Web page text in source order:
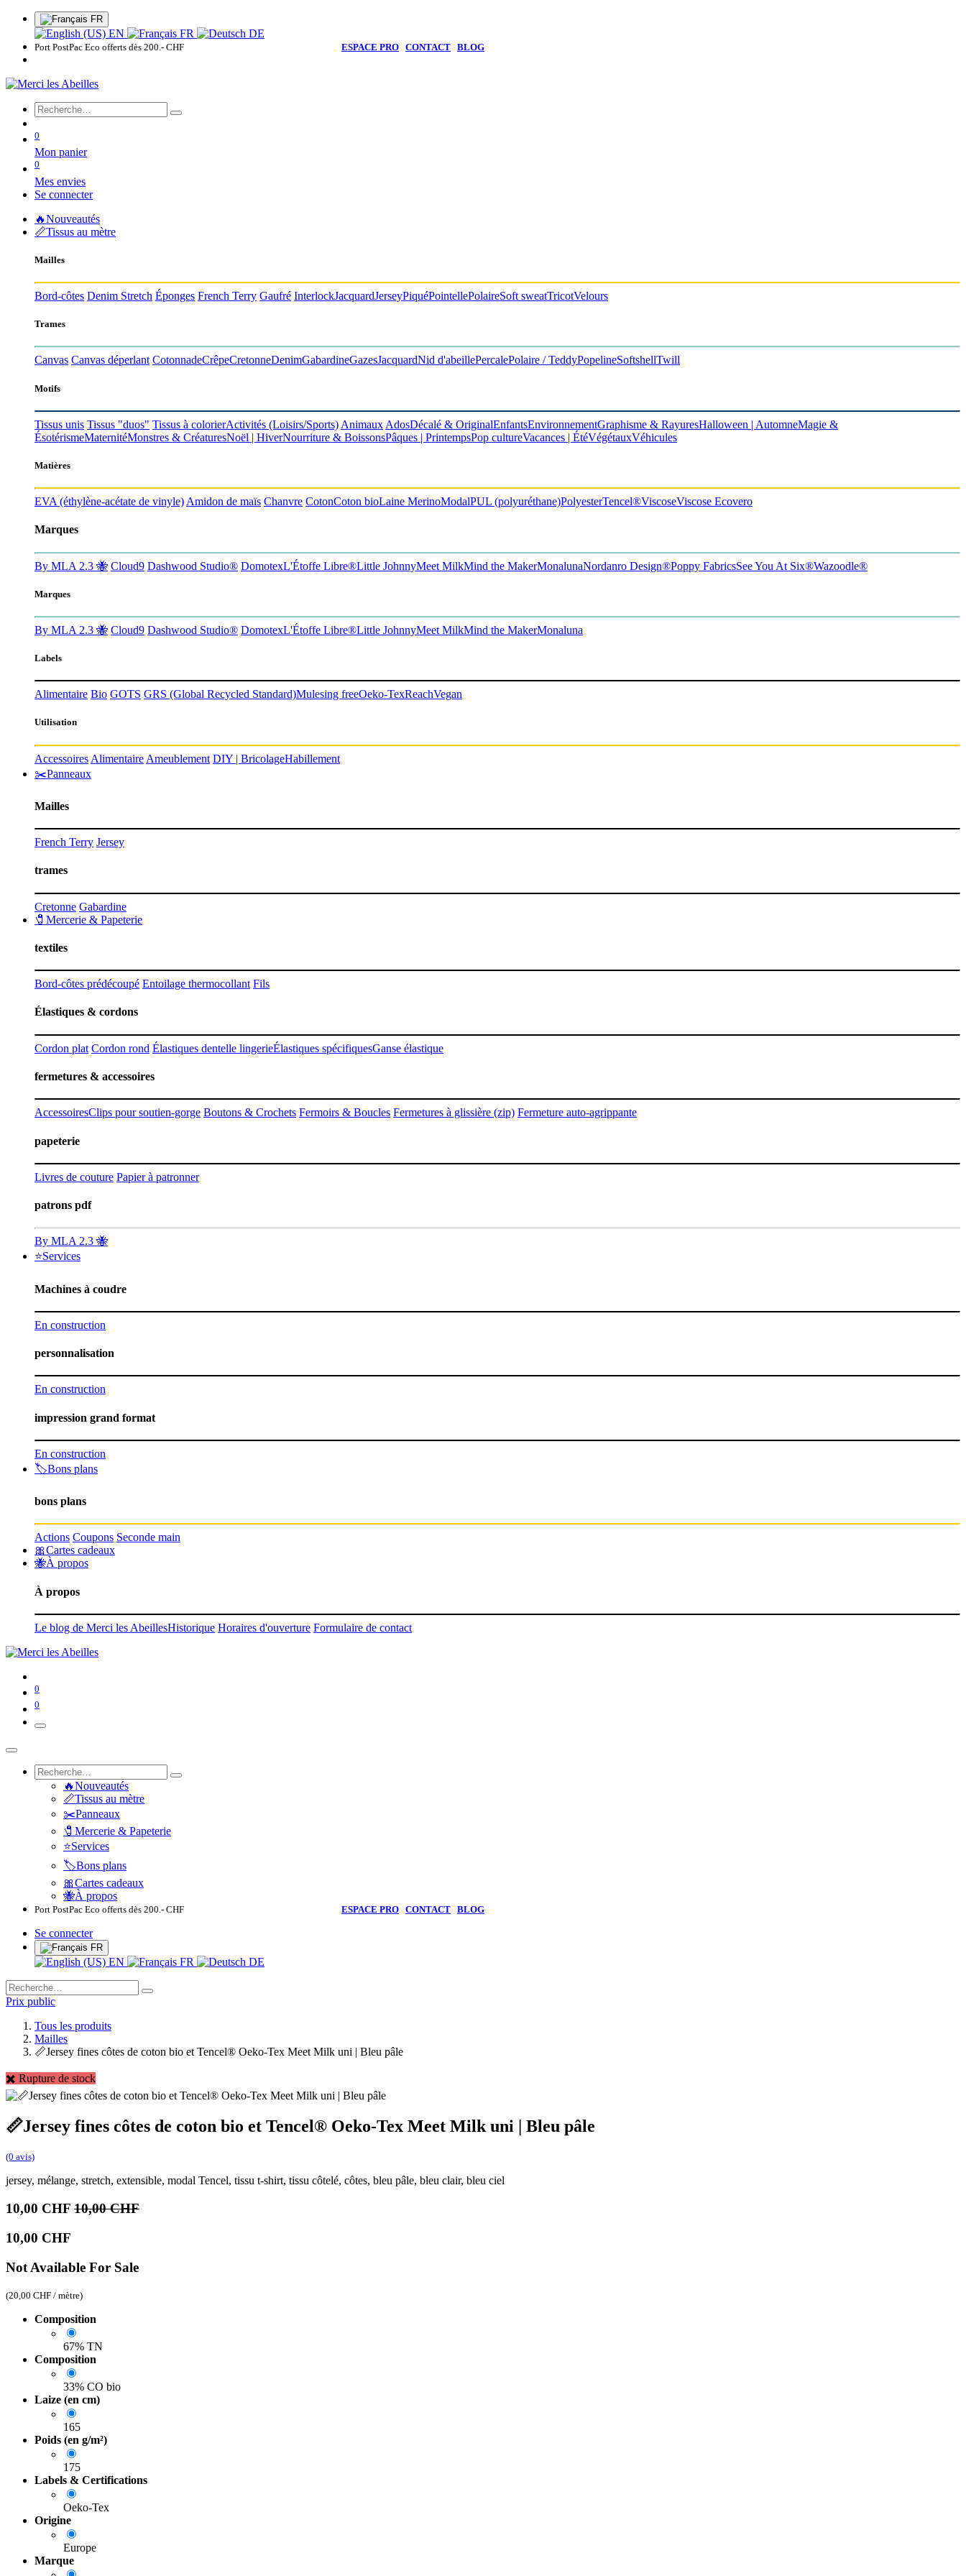
FR
EN FR DE
Port PostPac Eco offerts dès 200.- CHF ESPACE PRO CONTACT BLOG
0
Mon panier
0
Mes envies
Se connecter
🔥Nouveautés
📏Tissus au mètre
Mailles
Bord-côtes Denim Stretch Éponges French Terry Gaufré InterlockJacquardJerseyPiquéPointellePolaireSoft sweatTricotVelours
Trames
Canvas Canvas déperlant CotonnadeCrêpeCretonneDenimGabardineGazesJacquardNid d'abeillePercalePolaire / TeddyPopelineSoftshellTwill
Motifs
Tissus unis Tissus "duos" Tissus à colorierActivités (Loisirs/Sports) Animaux AdosDécalé & OriginalEnfantsEnvironnementGraphisme & RayuresHalloween | AutomneMagie &
ÉsotérismeMaternitéMonstres & CréaturesNoël | HiverNourriture & BoissonsPâques | PrintempsPop cultureVacances | ÉtéVégétauxVéhicules
Matières
EVA (éthylène-acétate de vinyle) Amidon de maïs Chanvre CotonCoton bioLaine MerinoModalPUL (polyuréthane)PolyesterTencel®ViscoseViscose Ecovero
Marques
By MLA 2.3 🐝 Cloud9 Dashwood Studio® DomotexL'Étoffe Libre®Little JohnnyMeet MilkMind the MakerMonalunaNordanro Design®Poppy FabricsSee You At Six®Wazoodle®
Marques
By MLA 2.3 🐝 Cloud9 Dashwood Studio® DomotexL'Étoffe Libre®Little JohnnyMeet MilkMind the MakerMonaluna
Labels
Alimentaire Bio GOTS GRS (Global Recycled Standard)Mulesing freeOeko-TexReachVegan
Utilisation
Accessoires Alimentaire Ameublement DIY | BricolageHabillement
✂️Panneaux
Mailles
French Terry Jersey
trames
Cretonne Gabardine
🧷Mercerie & Papeterie
textiles
Bord-côtes prédécoupé Entoilage thermocollant Fils
Élastiques & cordons
Cordon plat Cordon rond Élastiques dentelle lingerieÉlastiques spécifiquesGanse élastique
fermetures & accessoires
AccessoiresClips pour soutien-gorge Boutons & Crochets Fermoirs & Boucles Fermetures à glissière (zip) Fermeture auto-agrippante
papeterie
Livres de couture Papier à patronner
patrons pdf
By MLA 2.3 🐝
⭐Services
Machines à coudre
En construction
personnalisation
En construction
impression grand format
En construction
🏷️Bons plans
bons plans
Actions Coupons Seconde main
🎀Cartes cadeaux
🐝À propos
À propos
Le blog de Merci les AbeillesHistorique Horaires d'ouverture Formulaire de contact
0
0
🔥Nouveautés
📏Tissus au mètre
✂️Panneaux
🧷Mercerie & Papeterie
⭐Services
🏷️Bons plans
🎀Cartes cadeaux
🐝À propos
Port PostPac Eco offerts dès 200.- CHF ESPACE PRO CONTACT BLOG
Se connecter
FR
EN FR DE
Prix public
Tous les produits
Mailles
📏Jersey fines côtes de coton bio et Tencel® Oeko-Tex Meet Milk uni | Bleu pâle
✖️ Rupture de stock
📏Jersey fines côtes de coton bio et Tencel® Oeko-Tex Meet Milk uni | Bleu pâle
(0 avis)
jersey, mélange, stretch, extensible, modal Tencel, tissu t-shirt, tissu côtelé, côtes, bleu pâle, bleu clair, bleu ciel
10,00 CHF 10,00CHF
10,00 CHF
Not Available For Sale
(20,00 CHF / mètre)
Composition
67% TN
Composition
33% CO bio
Laize (en cm)
165
Poids (en g/m²)
175
Labels & Certifications
Oeko-Tex
Origine
Europe
Marque